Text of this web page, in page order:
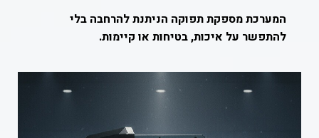
המערכת מספקת תפוקה הניתנת להרחבה בלי
להתפשר על איכות, בטיחות או קיימות.